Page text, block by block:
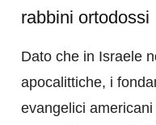
rabbini ortodossi
Dato che in Israele
apocalittiche, i
evangelici